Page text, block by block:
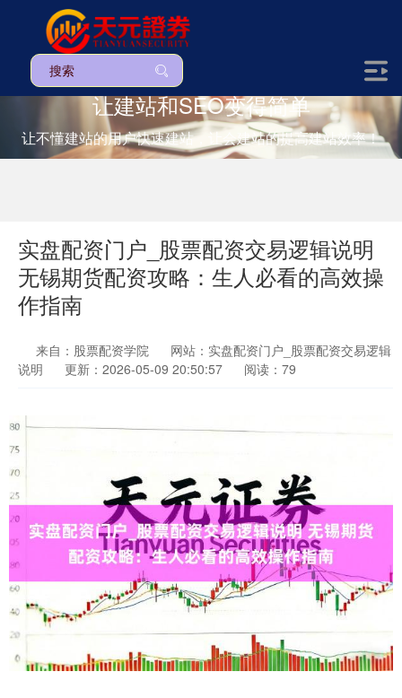
让建站和SEO变得简单
让不懂建站的用户快速建站，让会建站的提高建站效率！
实盘配资门户_股票配资交易逻辑说明
无锡期货配资攻略：生人必看的高效操
作指南
来自：股票配资学院
网站：实盘配资门户_股票配资交易逻辑
说明
更新：2026-05-09 20:50:57 阅读：79